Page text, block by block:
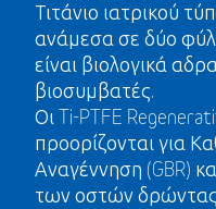
Τιτάνιο ιατρικού
ανάμεσα σε δύο
είναι βιολογικά
βιοσυμβατές.
Οι Ti-PTFE
προορίζονται για
Αναγέννηση (GBR)
των οστών